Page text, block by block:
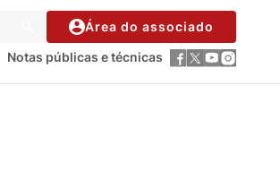
Área do associado
Notas públicas e técnicas